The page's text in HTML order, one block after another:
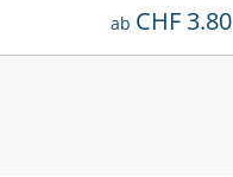
regulärer preis:
ab CHF 3.80